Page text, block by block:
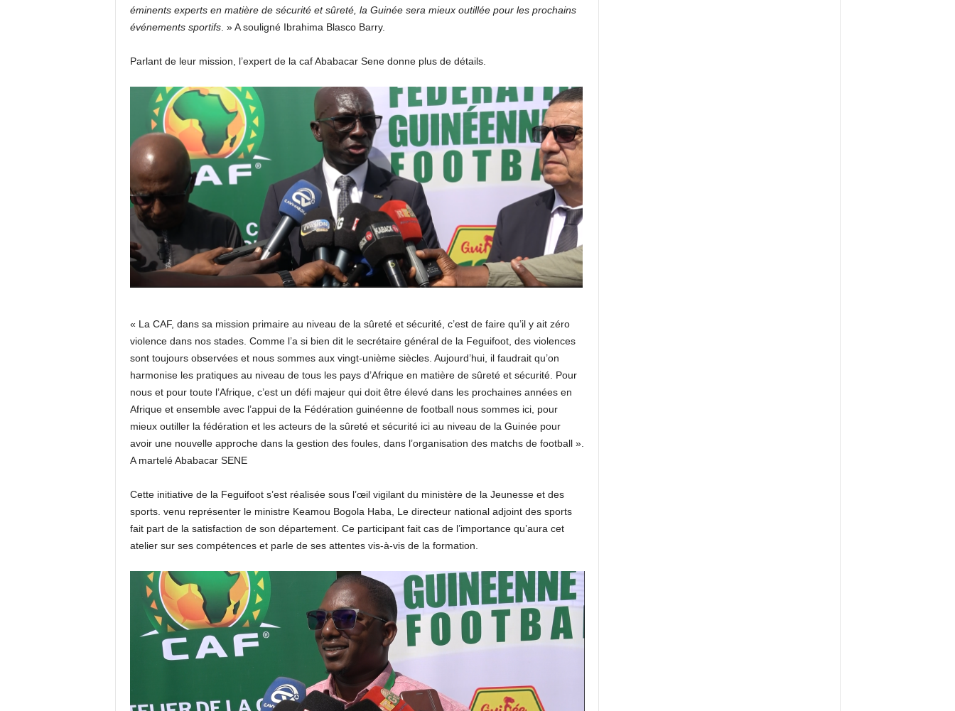
éminents experts en matière de sécurité et sûreté, la Guinée sera mieux outillée pour les prochains
événements sportifs. » A souligné Ibrahima Blasco Barry.
Parlant de leur mission, l’expert de la caf Ababacar Sene donne plus de détails.
« La CAF, dans sa mission primaire au niveau de la sûreté et sécurité, c’est de faire qu’il y ait zéro
violence dans nos stades. Comme l’a si bien dit le secrétaire général de la Feguifoot, des violences
sont toujours observées et nous sommes aux vingt-unième siècles. Aujourd’hui, il faudrait qu’on
harmonise les pratiques au niveau de tous les pays d’Afrique en matière de sûreté et sécurité. Pour
nous et pour toute l’Afrique, c’est un défi majeur qui doit être élevé dans les prochaines années en
Afrique et ensemble avec l’appui de la Fédération guinéenne de football nous sommes ici, pour
mieux outiller la fédération et les acteurs de la sûreté et sécurité ici au niveau de la Guinée pour
avoir une nouvelle approche dans la gestion des foules, dans l’organisation des matchs de football ».
A martelé Ababacar SENE
Cette initiative de la Feguifoot s’est réalisée sous l’œil vigilant du ministère de la Jeunesse et des
sports. venu représenter le ministre Keamou Bogola Haba, Le directeur national adjoint des sports
fait part de la satisfaction de son département. Ce participant fait cas de l’importance qu’aura cet
atelier sur ses compétences et parle de ses attentes vis-à-vis de la formation.